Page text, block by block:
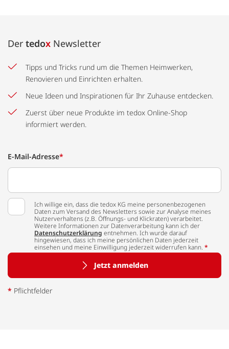
Der tedox Newsletter
Tipps und Tricks rund um die Themen Heimwerken,
Renovieren und Einrichten erhalten.
Neue Ideen und Inspirationen für Ihr Zuhause entdecken.
Zuerst über neue Produkte im tedox Online-Shop
informiert werden.
E-Mail-Adresse*
Ich willige ein, dass die tedox KG meine personenbezogenen
Daten zum Versand des Newsletters sowie zur Analyse meines
Nutzerverhaltens (z.B. Öffnungs- und Klickraten) verarbeitet.
Weitere Informationen zur Datenverarbeitung kann ich der
Datenschutzerklärung entnehmen. Ich wurde darauf
hingewiesen, dass ich meine persönlichen Daten jederzeit
einsehen und meine Einwilligung jederzeit widerrufen kann. *
Jetzt anmelden
* Pflichtfelder